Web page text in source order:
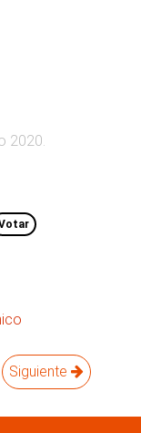
2020.
Siguiente